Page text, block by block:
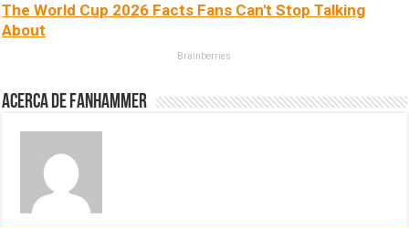
The World Cup 2026 Facts Fans Can't Stop Talking
About
Brainberries
Acerca de fanhammer